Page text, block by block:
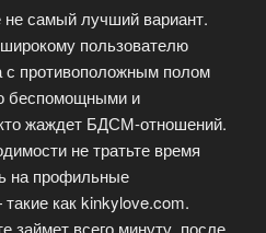
самый лучший вариант.
пользователю
с противоположным полом
беспомощными и
жаждет БДСМ-отношений.
не тратьте время
на профильные
как kinkylove.com.
займет всего минуту, после